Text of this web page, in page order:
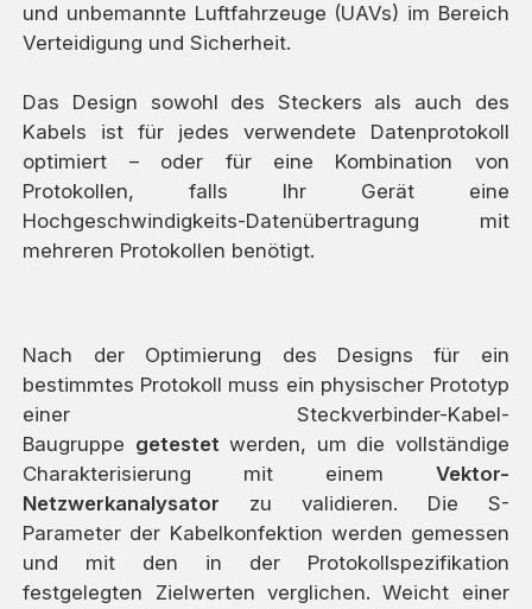
und unbemannte Luftfahrzeuge (UAVs) im Bereich
Verteidigung und Sicherheit.
Das Design sowohl des Steckers als auch des
Kabels ist für jedes verwendete Datenprotokoll
optimiert – oder für eine Kombination von
Protokollen, falls Ihr Gerät eine
Hochgeschwindigkeits-Datenübertragung mit
mehreren Protokollen benötigt.
Nach der Optimierung des Designs für ein
bestimmtes Protokoll muss ein physischer Prototyp
einer Steckverbinder-Kabel-
Baugruppe getestetwerden, um die vollständige
Charakterisierung mit einem Vektor-
Netzwerkanalysator zu validieren. Die S-
Parameter der Kabelkonfektion werden gemessen
und mit den in der Protokollspezifikation
festgelegten Zielwerten verglichen. Weicht einer